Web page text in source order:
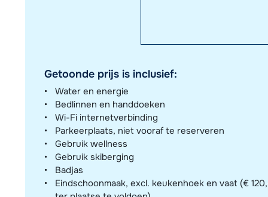
Getoonde prijs is inclusief:
Water en energie
Bedlinnen en handdoeken
Wi-Fi internetverbinding
Parkeerplaats, niet vooraf te reserveren
Gebruik wellness
Gebruik skiberging
Badjas
Eindschoonmaak, excl. keukenhoek en vaat (€